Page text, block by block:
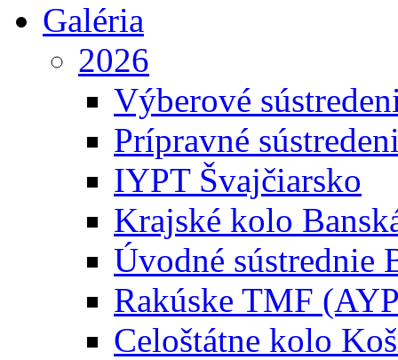
Galéria
2026
Výberové
Prípravné
IYPT Švajčiarsko
Krajské kolo
Úvodné sústrednie
Rakúske TMF
Celoštátne kolo